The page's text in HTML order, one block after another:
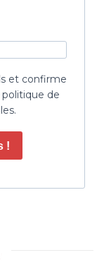
et confirme
politique de
!